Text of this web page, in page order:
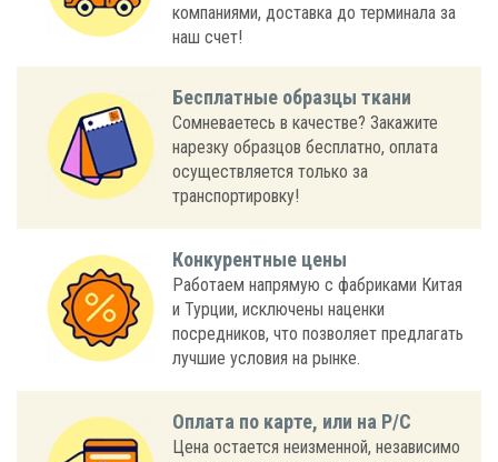
компаниями, доставка до терминала за
наш счет!
Бесплатные образцы ткани
Сомневаетесь в качестве? Закажите
нарезку образцов бесплатно, оплата
осуществляется только за
транспортировку!
Конкурентные цены
Работаем напрямую с фабриками Китая
и Турции, исключены наценки
посредников, что позволяет предлагать
лучшие условия на рынке.
Оплата по карте, или на Р/С
Цена остается неизменной, независимо